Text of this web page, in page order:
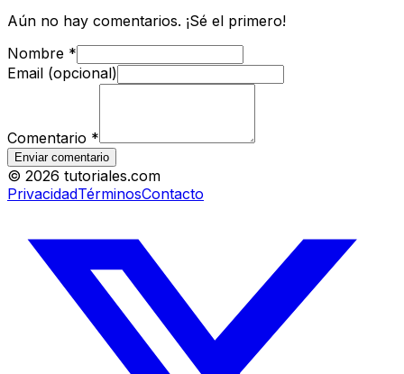
Aún no hay comentarios. ¡Sé el primero!
Nombre *
Email (opcional)
Comentario *
Enviar comentario
© 2026 tutoriales.com
PrivacidadTérminosContacto